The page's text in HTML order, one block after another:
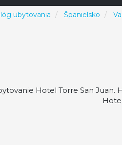
ubytovania Španielsko
Hotel Torre San Juan.